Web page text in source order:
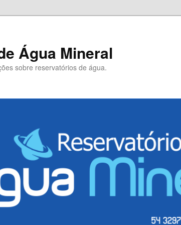
Água Mineral
sobre reservatórios de água.